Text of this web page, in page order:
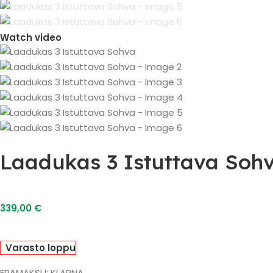
Watch video
Laadukas 3 Istuttava
339,00 €
Varasto loppu